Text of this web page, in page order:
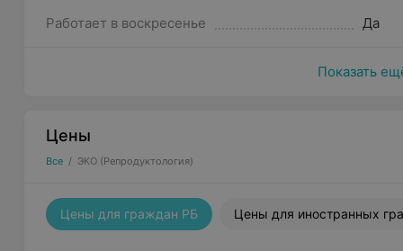
Работает в воскресенье
Да
Показать
Цены
Все / ЭКО (Репродуктология)
Цены для граждан РБ Цены для иностранных